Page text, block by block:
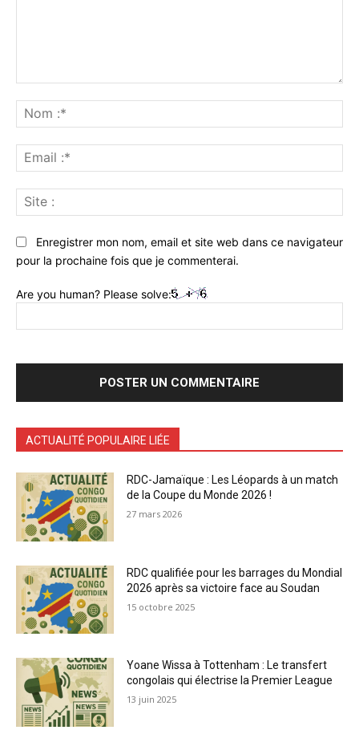
:*
:*
:
Enregistrer mon nom, email et site web dans ce navigateur
pour la prochaine fois que je commenterai.
Are you human? Please solve:
ACTUALITÉ POPULAIRE LIÉE
RDC-Jamaïque : Les Léopards à un match
de la Coupe du Monde 2026 !
27 mars 2026
RDC qualifiée pour les barrages du Mondial
2026 après sa victoire face au Soudan
15 octobre 2025
Yoane Wissa à Tottenham : Le transfert
congolais qui électrise la Premier League
13 juin 2025